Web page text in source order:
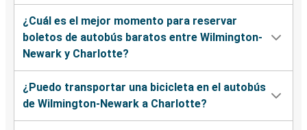
¿Cuál es el mejor momento para reservar
boletos de autobús baratos entre Wilmington-
Newark y Charlotte?
¿Puedo transportar una bicicleta en el autobús
de Wilmington-Newark a Charlotte?